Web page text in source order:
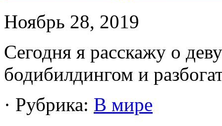
Ноябрь 28, 2019
Сегодня я расскажу о
бодибилдингом и
· Рубрика: В мире